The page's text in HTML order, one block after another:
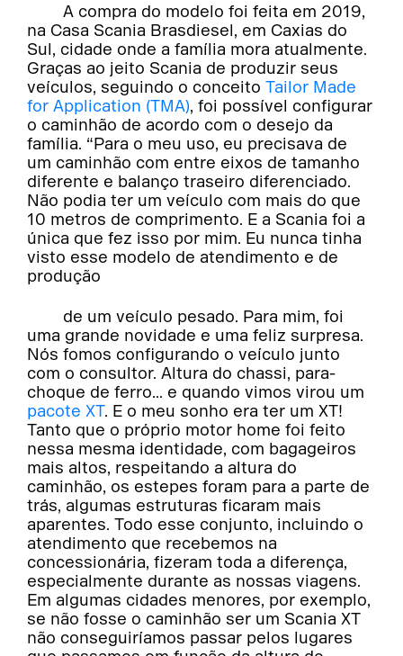
A compra do modelo foi feita em 2019,
na Casa Scania Brasdiesel, em Caxias do
Sul, cidade onde a família mora atualmente.
Graças ao jeito Scania de produzir seus
veículos, seguindo o conceitoTailor Made
for Application (TMA), foi possível configurar
o caminhão de acordo com o desejo da
família. “Para o meu uso, eu precisava de
um caminhão com entre eixos de tamanho
diferente e balanço traseiro diferenciado.
Não podia ter um veículo com mais do que
10 metros de comprimento. E a Scania foi a
única que fez isso por mim. Eu nunca tinha
visto esse modelo de atendimento e de
produção
de um veículo pesado. Para mim, foi
uma grande novidade e uma feliz surpresa.
Nós fomos configurando o veículo junto
com o consultor. Altura do chassi, para-
choque de ferro... e quando vimos virou um
pacote XT. E o meu sonho era ter um XT!
Tanto que o próprio motor home foi feito
nessa mesma identidade, com bagageiros
mais altos, respeitando a altura do
caminhão, os estepes foram para a parte de
trás, algumas estruturas ficaram mais
aparentes. Todo esse conjunto, incluindo o
atendimento que recebemos na
concessionária, fizeram toda a diferença,
especialmente durante as nossas viagens.
Em algumas cidades menores, por exemplo,
se não fosse o caminhão ser um Scania XT
não conseguiríamos passar pelos lugares